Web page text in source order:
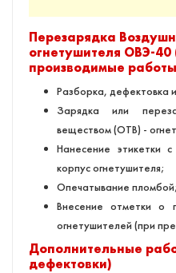
Перезарядка
огнетушителя ОВЭ-40
производимые работы
Разборка, дефектовка
Зарядка или
веществом (ОТВ) -
Нанесение этикетки
корпус огнетушителя;
Опечатывание пломбой;
Внесение отметки о
огнетушителей (при
Дополнительные
дефектовки)